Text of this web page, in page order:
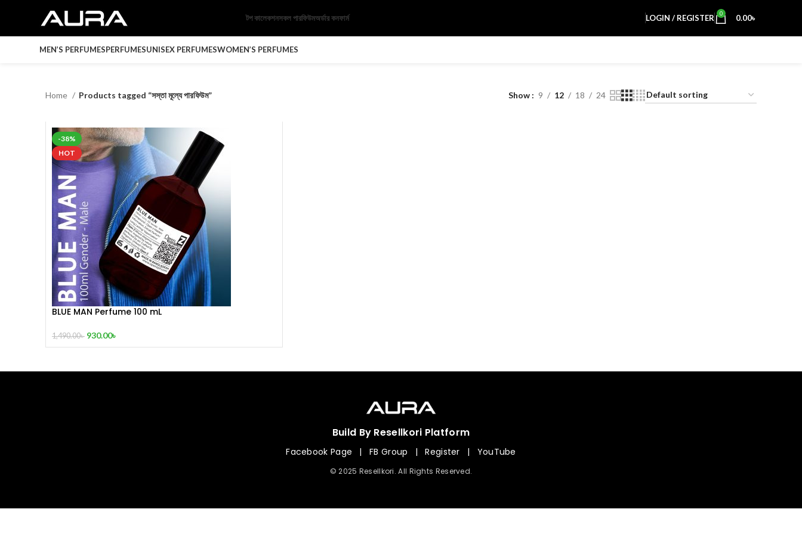
টপ কালেকশনসকল পারফিউমঅর্ডার কনফার্ম LOGIN / REGISTER 0 0.00৳
MEN’S PERFUMESPERFUMESUNISEX PERFUMESWOMEN’S PERFUMES
Home Products tagged “সস্তা মূল্যে পারফিউম” Show 9 12 18 24
-38%
HOT
BLUE MAN Perfume 100 mL
1,490.00৳ 930.00৳
Build By Resellkori Platform
Facebook Page | FB Group | Register | YouTube
© 2025 Resellkori. All Rights Reserved.